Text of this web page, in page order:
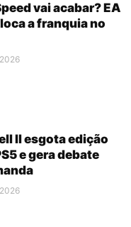
vai acabar? EA
a franquia no
II esgota edição
e gera debate